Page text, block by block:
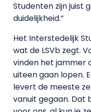
Studenten zijn juist
duidelijkheid.”
Het Interstedelijk
wat de LSVb zegt.
vinden het jammer
uiteen gaan lopen.
levert de meeste
vanuit gegaan. Dat